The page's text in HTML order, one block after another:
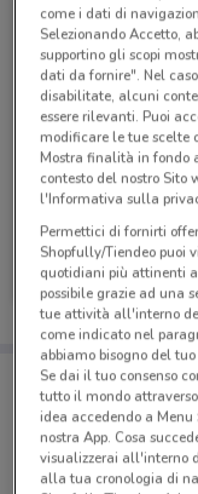
Medi-Market
Scade il 31/08
Porta
Puoi
salvarle e
dal tuo
come i dati di
Selezionando Accetto,
supportino gli scopi
dati da fornire". Nel
disabilitate, alcuni
essere rilevanti. Puoi
modificare le tue scelte
Mostra finalità in fondo
contesto del nostro Sito
l'Informativa sulla
Permettici di fornirti
Shopfully/Tiendeo puoi
quotidiani più attinenti
possibile grazie ad una
tue attività all'interno
come indicato nel
abbiamo bisogno del
Se dai il tuo consenso
tutto il mondo attraverso
idea accedendo a Menu
nostra App. Cosa
visualizzerai all'interno
alla tua cronologia di